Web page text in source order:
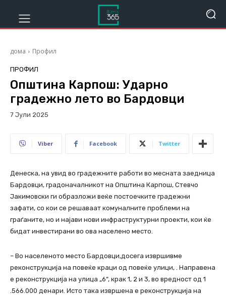
дома Профил
ПРОФИЛ
Општина Карпош: Ударно
градежно лето во Бардовци
7 Јули 2025
Viber Facebook Twitter
Денеска, на увид во градежните работи во месната заедница
Бардовци, градоначалникот на Општина Карпош, Стевчо
Јакимовски ги образложи веќе постоечките градежни
зафати, со кои се решаваат комуналните проблеми на
граѓаните, но и најави нови инфраструктурни проекти, кои ќе
бидат инвестирани во ова населено место.
– Во населеното место Бардовци,досега извршивме
реконструкција на повеќе краци од повеќе улици, . Направена
е реконструкција на улица „6“, крак 1, 2 и 3, во вредност од 1
.566.000 денари. Исто така извршена е реконструкција на